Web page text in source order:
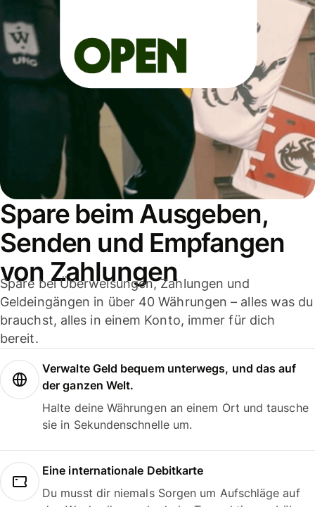
Spare beim Ausgeben,
Senden und Empfangen
von Zahlungen
Spare bei Überweisungen, Zahlungen und
Geldeingängen in über 40 Währungen – alles was du
brauchst, alles in einem Konto, immer für dich
bereit.
Verwalte Geld bequem unterwegs, und das auf
der ganzen Welt.
Halte deine Währungen an einem Ort und tausche
sie in Sekundenschnelle um.
Eine internationale Debitkarte
Du musst dir niemals Sorgen um Aufschläge auf